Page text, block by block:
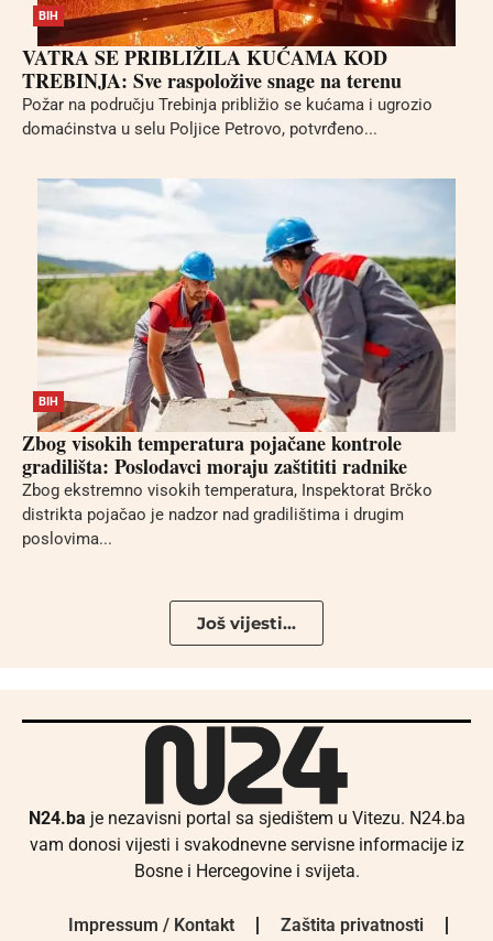
BIH
VATRA SE PRIBLIŽILA KUĆAMA KOD
TREBINJA: Sve raspoložive snage na terenu
Požar na području Trebinja približio se kućama i ugrozio
domaćinstva u selu Poljice Petrovo, potvrđeno...
BIH
Zbog visokih temperatura pojačane kontrole
gradilišta: Poslodavci moraju zaštititi radnike
Zbog ekstremno visokih temperatura, Inspektorat Brčko
distrikta pojačao je nadzor nad gradilištima i drugim
poslovima...
Još vijesti...
N24.ba je nezavisni portal sa sjedištem u Vitezu. N24.ba
vam donosi vijesti i svakodnevne servisne informacije iz
Bosne i Hercegovine i svijeta.
Impressum / Kontakt Zaštita privatnosti